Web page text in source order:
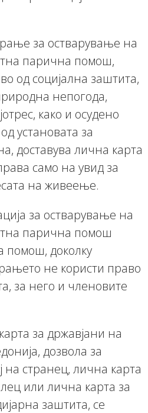
за остварување на
парична помош,
од социјална заштита,
непогода,
како и осудено
установата за
доставува лична карта
само на увид за
на живеење.
за остварување на
парична помош
помош, доколку
не користи право
за него и членовите
за државјани на
дозвола за
на странец, лична карта
или лична карта за
заштита, се